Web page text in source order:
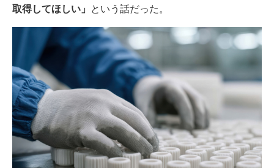
取得してほしい」
という話だった。